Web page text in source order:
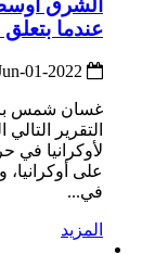
الشرق
عندما بتعلق
غسان شمس
التقرير
لأوكرانيا في
على أوكرانيا،
في...
المزيد